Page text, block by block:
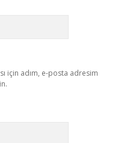
için adım, e-posta adresim